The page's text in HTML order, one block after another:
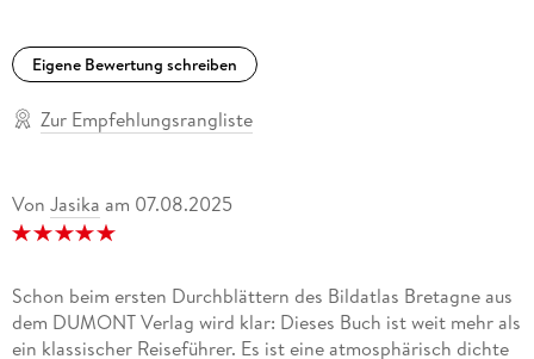
Eigene Bewertung schreiben
Zur Empfehlungsrangliste
Von Jasika am 07.08.2025
Schon beim ersten Durchblättern des Bildatlas Bretagne aus
dem DUMONT Verlag wird klar: Dieses Buch ist weit mehr als
ein klassischer Reiseführer. Es ist eine atmosphärisch dichte